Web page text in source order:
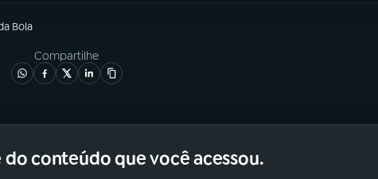
Bola
Compartilhe
conteúdo que você acessou.